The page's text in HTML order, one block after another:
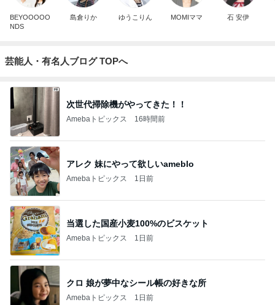
BEYOOOOO
NDS
島倉りか ゆうこりん MOMIママ 石 安伊
芸能人・有名人ブログ TOPへ
次世代掃除機がやってきた！！
Amebaトピックス 16時間前
アレク 妹にやって欲しいameblo
Amebaトピックス 1日前
当選した国産小麦100%のビスケット
Amebaトピックス 1日前
クロ 娘が夢中なシール帳の好きな所
Amebaトピックス 1日前